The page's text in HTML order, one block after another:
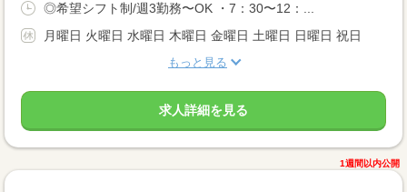
◎希望シフト制/週3勤務〜OK ・7：30〜12：...
月曜日 火曜日 水曜日 木曜日 金曜日 土曜日 日曜日 祝日
もっと見る
求人詳細を見る
1週間以内公開